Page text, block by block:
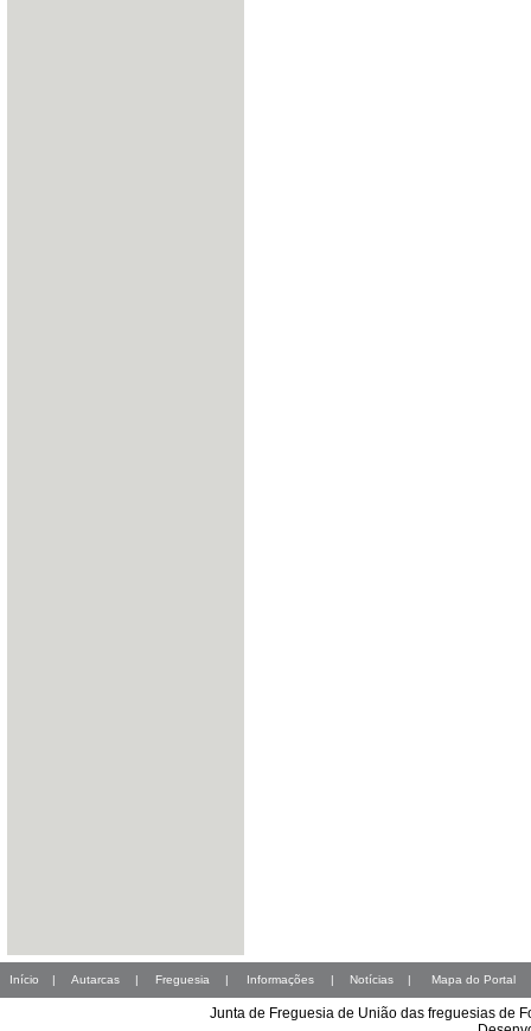
Início | Autarcas | Freguesia | Informações | Notícias | Mapa do Portal
Junta de Freguesia de União das freguesias de